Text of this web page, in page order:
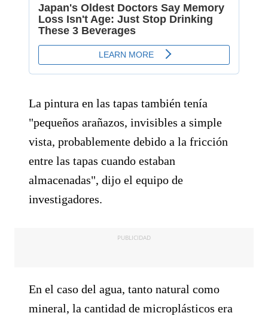
La pintura en las tapas también tenía
"pequeños arañazos, invisibles a simple
vista, probablemente debido a la fricción
entre las tapas cuando estaban
almacenadas", dijo el equipo de
investigadores.
PUBLICIDAD
En el caso del agua, tanto natural como
mineral, la cantidad de microplásticos era